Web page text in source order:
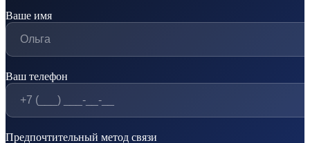
Ваше имя
Ваш телефон
Предпочтительный метод связи